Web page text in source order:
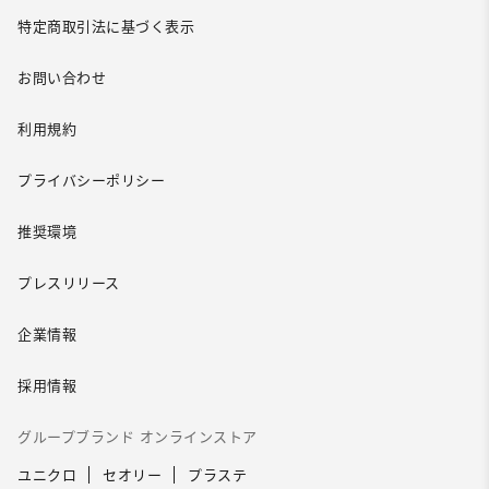
特定商取引法に基づく表示
お問い合わせ
利用規約
プライバシーポリシー
推奨環境
プレスリリース
企業情報
採用情報
グループブランド オンラインストア
ユニクロ セオリー プラステ